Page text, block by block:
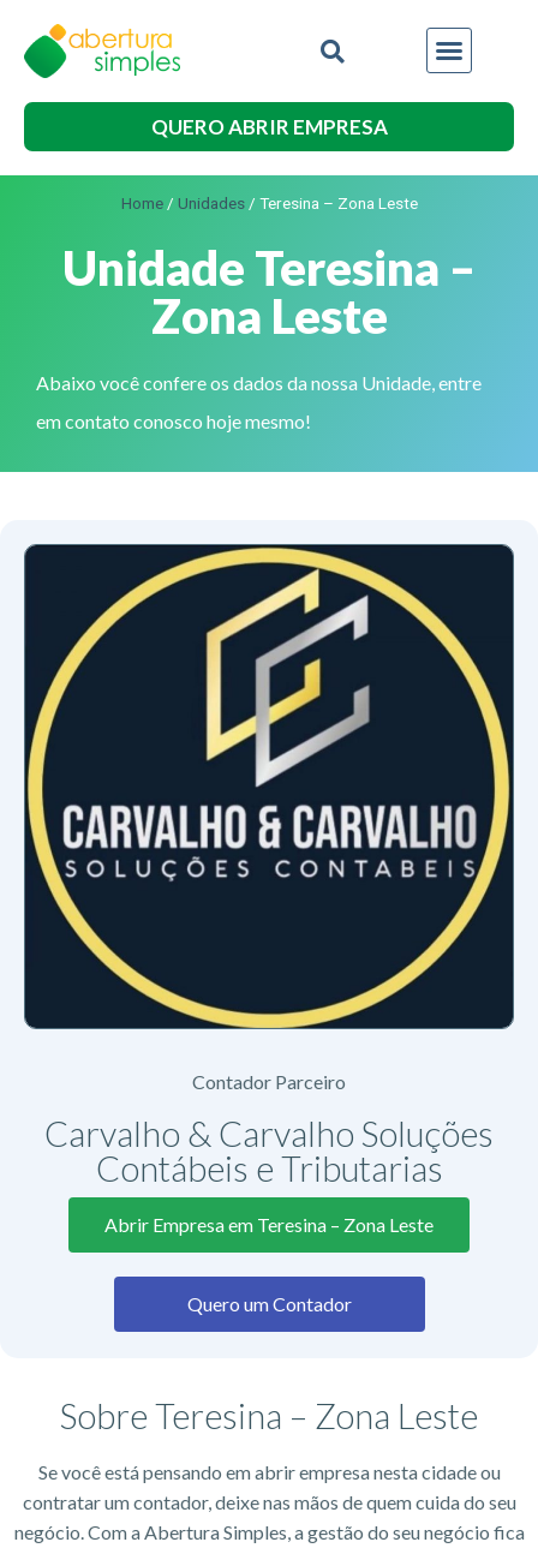
QUERO ABRIR EMPRESA
Home/ Unidades/ Teresina – Zona Leste
Unidade Teresina –
Zona Leste
Abaixo você confere os dados da nossa Unidade, entre
em contato conosco hoje mesmo!
Contador Parceiro
Carvalho & Carvalho Soluções
Contábeis e Tributarias
Abrir Empresa em Teresina – Zona Leste
Quero um Contador
Sobre Teresina – Zona Leste
Se você está pensando em abrir empresa nesta cidade ou
contratar um contador, deixe nas mãos de quem cuida do seu
negócio. Com a Abertura Simples, a gestão do seu negócio fica